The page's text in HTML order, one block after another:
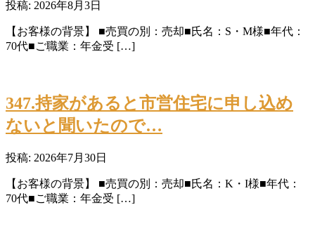
投稿: 2026年8月3日
【お客様の背景】 ■売買の別：売却■氏名：S・M様■年代：
70代■ご職業：年金受 […]
347.持家があると市営住宅に申し込め
ないと聞いたので…
投稿: 2026年7月30日
【お客様の背景】 ■売買の別：売却■氏名：K・I様■年代：
70代■ご職業：年金受 […]